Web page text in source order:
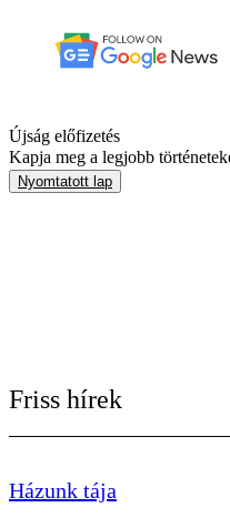
Újság előfizetés
Kapja meg a legjobb
Nyomtatott lap
Friss hírek
Házunk tája